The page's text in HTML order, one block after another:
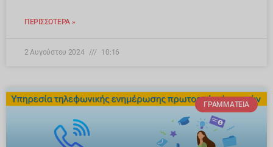
ΠΕΡΙΣΣΌΤΕΡΑ »
2 Αυγούστου 2024 10:16
ΓΡΑΜΜΑΤΕΊΑ